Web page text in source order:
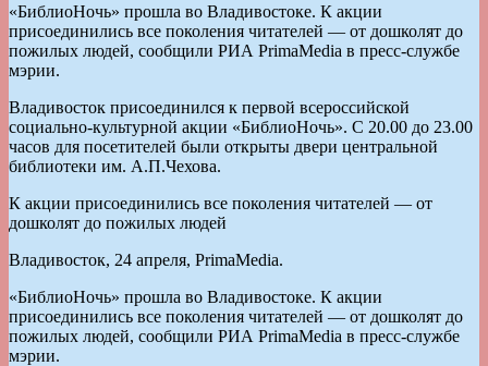
«БиблиоНочь» прошла во Владивостоке. К акции
присоединились все поколения читателей — от дошколят до
пожилых людей, сообщили РИА PrimaMedia в пресс-службе
мэрии.
Владивосток присоединился к первой всероссийской
социально-культурной акции «БиблиоНочь». С 20.00 до 23.00
часов для посетителей были открыты двери центральной
библиотеки им. А.П.Чехова.
К акции присоединились все поколения читателей — от
дошколят до пожилых людей
Владивосток, 24 апреля, PrimaMedia.
«БиблиоНочь» прошла во Владивостоке. К акции
присоединились все поколения читателей — от дошколят до
пожилых людей, сообщили РИА PrimaMedia в пресс-службе
мэрии.